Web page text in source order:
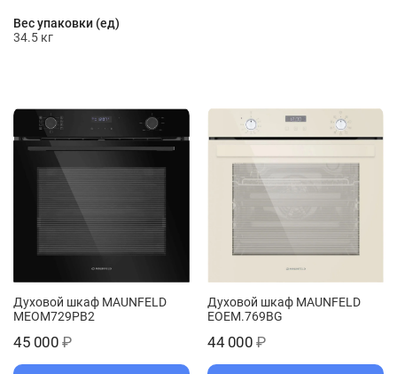
Вес упаковки (ед)
34.5 кг
Духовой шкаф MAUNFELD
MEOM729PB2
45 000 ₽
Духовой шкаф MAUNFELD
EOEM.769BG
44 000 ₽